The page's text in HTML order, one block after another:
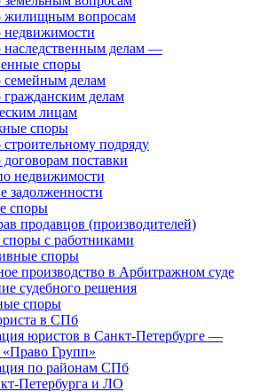
жилищным вопросам
делам —
споры
делам
делам
лицам
споры
подряду
поставки
недвижимости
задолженности
споры
продавцов (производителей)
с работниками
споры
производство в Арбитражном суде
судебного решения
споры
в СПб
юристов в Санкт-Петербурге —
Групп»
по районам СПб
Петербурга и ЛО